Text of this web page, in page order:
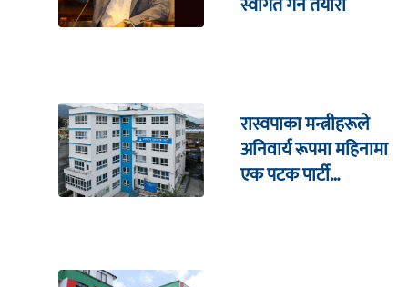
रास्वपाका मन्त्रीहरूले
अनिवार्य रूपमा महिनामा
एक पटक पार्टी